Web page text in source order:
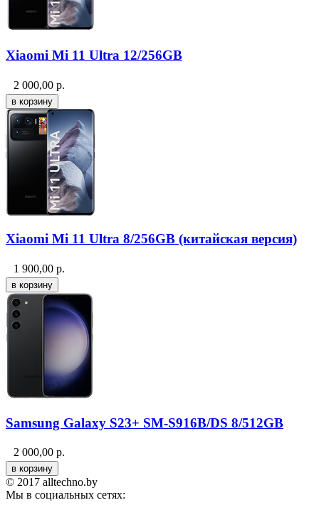
Xiaomi Mi 11 Ultra 12/256GB
2 000,00 р.
Xiaomi Mi 11 Ultra 8/256GB (китайская версия)
1 900,00 р.
Samsung Galaxy S23+ SM-S916B/DS 8/512GB
2 000,00 р.
© 2017 alltechno.by
Мы в социальных сетях: